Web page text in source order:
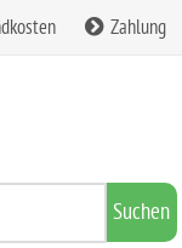
Zahlung
Suchen